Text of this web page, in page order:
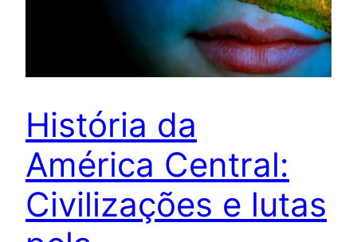
História da
América Central:
Civilizações e lutas